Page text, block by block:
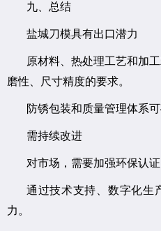
九、总结
盐城刀模具有出口潜力
原材料、热处理工艺和加
磨性、尺寸精度的要求。
防锈包装和质量管理体系
需持续改进
对市场，需要加强环保认
通过技术支持、数字化生
力。